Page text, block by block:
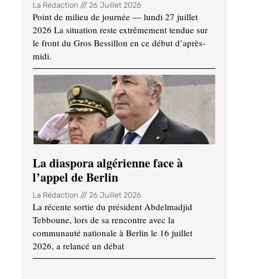
La Rédaction 26 Juillet 2026
Point de milieu de journée — lundi 27 juillet
2026 La situation reste extrêmement tendue sur
le front du Gros Bessillon en ce début d’après-
midi.
La diaspora algérienne face à
l’appel de Berlin
La Rédaction 26 Juillet 2026
La récente sortie du président Abdelmadjid
Tebboune, lors de sa rencontre avec la
communauté nationale à Berlin le 16 juillet
2026, a relancé un débat